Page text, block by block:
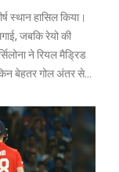
स्‍थान हासिल किया।
जबकि रेयो की
ने रियल मैड्रिड
बेहतर गोल अंतर से